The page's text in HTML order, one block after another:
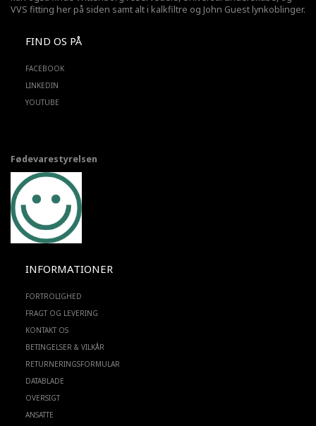
VVS fitting her på siden samt alt i kalkfiltre og John Guest lynkoblinger.
FIND OS PÅ
FACEBOOK
LINKEDIN
YOUTUBE
Fødevarestyrelsen
INFORMATIONER
FORTROLIGHED
FRAGT OG LEVERING
KONTAKT OS
BETINGELSER & VILKÅR
RETURNERINGSFORMULAR
DATABLADE
OVERSIGT
ANSATTE